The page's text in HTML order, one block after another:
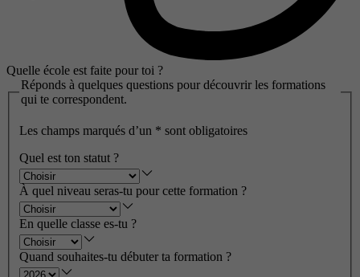
Quelle école est faite pour toi ?
Réponds à quelques questions pour découvrir les formations
qui te correspondent.
Les champs marqués d’un * sont obligatoires
Quel est ton statut ?
À quel niveau seras-tu pour cette formation ?
En quelle classe es-tu ?
Quand souhaites-tu débuter ta formation ?